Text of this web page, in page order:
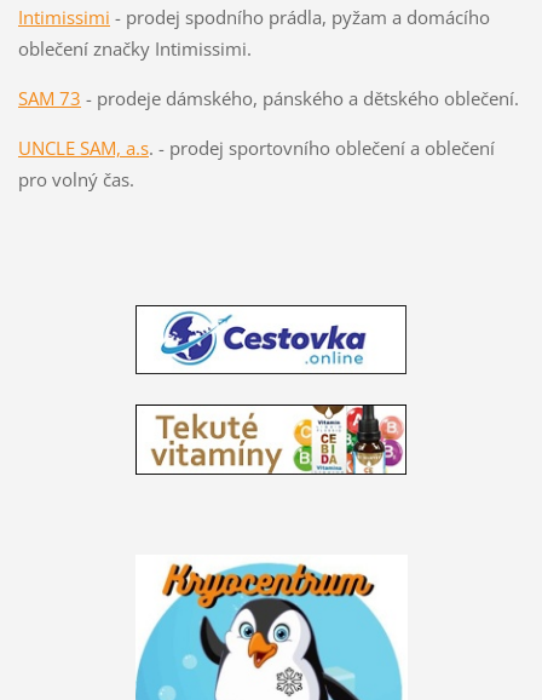
Intimissimi - prodej spodního prádla, pyžam a domácího
oblečení značky Intimissimi.
SAM 73 - prodeje dámského, pánského a dětského oblečení.
UNCLE SAM, a.s. - prodej sportovního oblečení a oblečení
pro volný čas.